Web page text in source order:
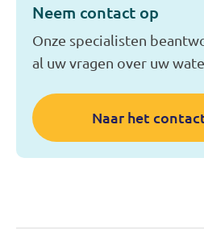
Neem contact op
Onze specialisten
al uw vragen over uw
Naar het